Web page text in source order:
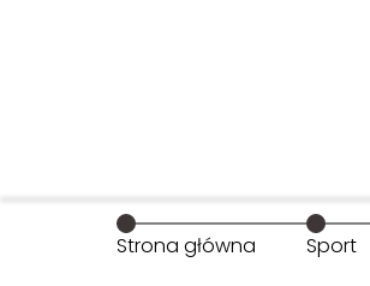
Strona główna Sport